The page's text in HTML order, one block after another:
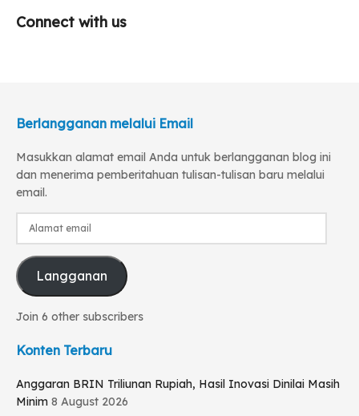
Connect with us
Berlangganan melalui Email
Masukkan alamat email Anda untuk berlangganan blog ini
dan menerima pemberitahuan tulisan-tulisan baru melalui
email.
Alamat
Langganan
Join 6 other subscribers
Konten Terbaru
Anggaran BRIN Triliunan Rupiah, Hasil Inovasi Dinilai Masih
Minim 8 August 2026